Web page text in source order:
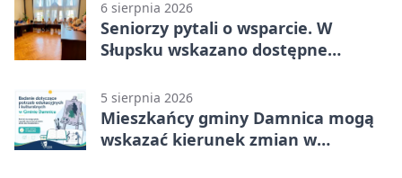
6 sierpnia 2026
Seniorzy pytali o wsparcie. W
Słupsku wskazano dostępne
5 sierpnia 2026
Mieszkańcy gminy Damnica mogą
wskazać kierunek zmian w